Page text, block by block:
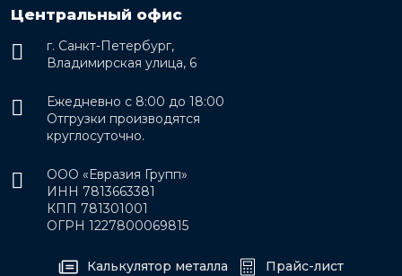
Центральный офис
г. Санкт-Петербург,
Владимирская улица, 6
Ежедневно с 8:00 до 18:00
Отгрузки производятся
круглосуточно.
ООО «Евразия Групп»
ИНН 7813663381
КПП 781301001
ОГРН 1227800069815
Калькулятор металла Прайс-лист